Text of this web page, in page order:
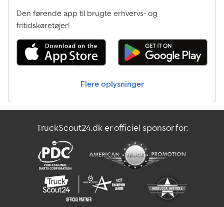
Den førende app til brugte erhvervs- og
fritidskøretøjer!
Flere oplysninger
TruckScout24.dk er officiel sponsor for: